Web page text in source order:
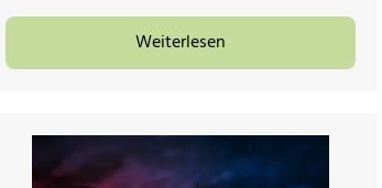
Weiterlesen